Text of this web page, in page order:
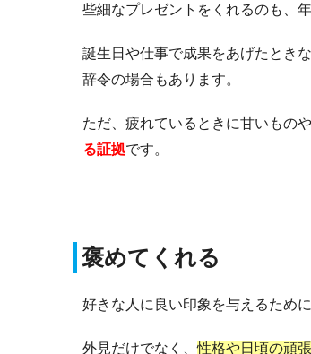
些細なプレゼントをくれるのも、
誕生日や仕事で成果をあげたとき
辞令の場合もあります。
ただ、疲れているときに甘いもの
る証拠です。
褒めてくれる
好きな人に良い印象を与えるため
外見だけでなく、性格や日頃の頑